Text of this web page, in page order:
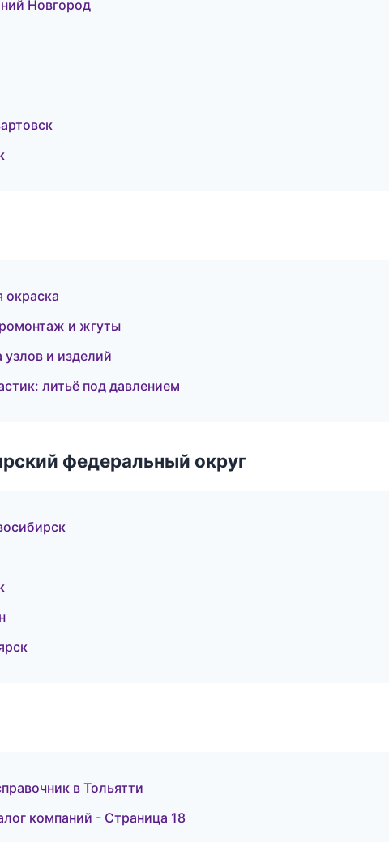
Новгород
и жгуты
и изделий
литьё под давлением
федеральный округ
в Тольятти
компаний - Страница 18